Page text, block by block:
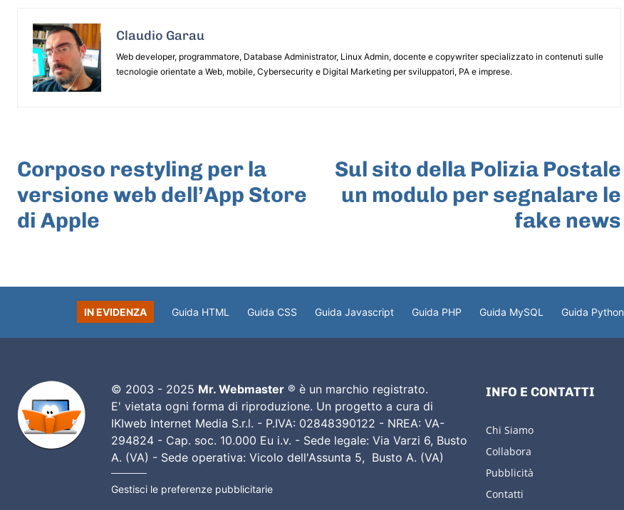
Claudio Garau
Web developer, programmatore, Database Administrator, Linux Admin, docente e copywriter specializzato in contenuti sulle
tecnologie orientate a Web, mobile, Cybersecurity e Digital Marketing per sviluppatori, PA e imprese.
Corposo restyling per la
versione web dell’App Store
di Apple
Sul sito della Polizia Postale
un modulo per segnalare le
fake news
IN EVIDENZA Guida HTML Guida CSS Guida Javascript Guida PHP Guida MySQL Guida Python
© 2003 - 2025 Mr. Webmaster® è un marchio registrato.
E' vietata ogni forma di riproduzione. Un progetto a cura di
IKIweb Internet Media S.r.l. - P.IVA: 02848390122 - NREA: VA-
294824 - Cap. soc. 10.000 Eu i.v. - Sede legale: Via Varzi 6, Busto
A. (VA) - Sede operativa: Vicolo dell'Assunta 5, Busto A. (VA)
Gestisci le preferenze pubblicitarie
INFO E CONTATTI
Chi Siamo
Collabora
Pubblicità
Contatti